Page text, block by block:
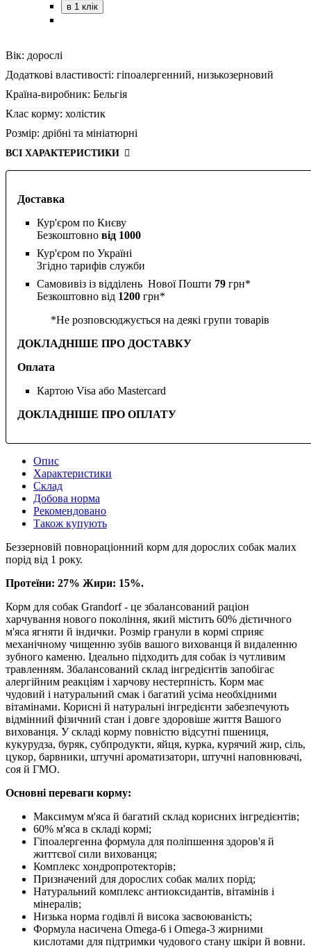
Доставка
Кур'єром по Києву
Безкоштовно від 1000
Кур'єром по Україні
Згідно тарифів служби
Самовивіз із відділень Нової Пошти 79 грн*
Безкоштовно від 1200 грн*
*Не розповсюджується на деякі групи товарів
ДОКЛАДНІШЕ ПРО ДОСТАВКУ
Оплата
Картою Visa або Mastercard
ДОКЛАДНІШЕ ПРО ОПЛАТУ
в 1 клік
Вік: дорослі
Додаткові властивості: гіпоалергенний, низькозерновий
Країна-виробник: Бельгія
Клас корму: холістик
Розмір: дрібні та мініатюрні
ВСІ ХАРАКТЕРИСТИКИ
Опис
Характеристики
Склад
Добова норма
Рекомендовано
Також купують
Беззерновій повнораціонний корм для дорослих собак малих
порід від 1 року.
Протеїни: 27% Жири: 15%.
Корм для собак Grandorf - це збалансований раціон
харчування нового покоління, який містить 60% дієтичного
м'яса ягняти й індички. Розмір гранули в кормі сприяє
механічному чищенню зубів вашого вихованця й видаленню
зубного каменю. Ідеально підходить для собак із чутливим
травленням. Збалансований склад інгредієнтів запобігає
алергійним реакціям і харчову нестерпність. Корм має
чудовий і натуральний смак і багатий усіма необхідними
вітамінами. Корисні й натуральні інгредієнти забезпечують
відмінний фізичний стан і довге здоровіше життя Вашого
вихованця. У складі корму повністю відсутні пшениця,
кукурудза, буряк, субпродукти, яйця, курка, курячий жир, сіль,
цукор, барвники, штучні ароматизатори, штучні наповнювачі,
соя й ГМО.
Основні переваги корму:
Максимум м'яса й багатий склад корисних інгредієнтів;
60% м'яса в складі кормі;
Гіпоалергенна формула для поліпшення здоров'я й
життєвої сили вихованця;
Комплекс хондропротекторів;
Призначений для дорослих собак малих порід;
Натуральний комплекс антиоксидантів, вітамінів і
мінералів;
Низька норма годівлі й висока засвоюваність;
Формула насичена Omega-6 і Omega-3 жирними
кислотами для підтримки чудового стану шкіри й вовни.